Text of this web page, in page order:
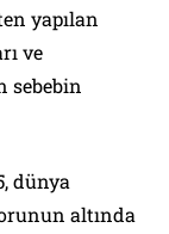
yapılan
ve
sebebin
dünya
altında